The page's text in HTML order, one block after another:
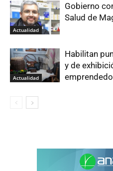
Actualidad
Gobierno
Salud de
Actualidad
Habilitan
y de